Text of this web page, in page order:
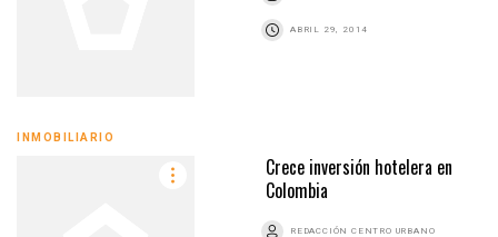
ABRIL 29, 2014
INMOBILIARIO
Crece inversión hotelera en
Colombia
REDACCIÓN CENTRO URBANO